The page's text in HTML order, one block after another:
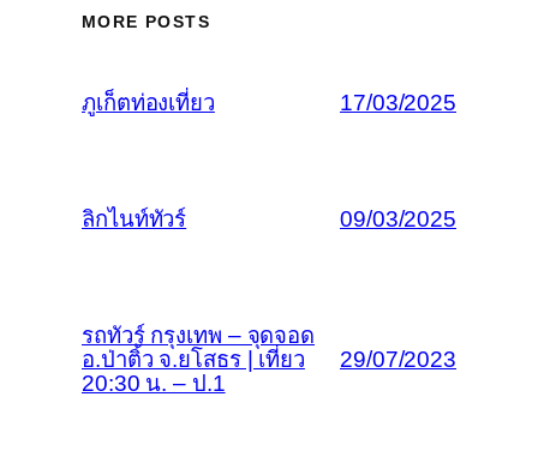
MORE POSTS
ภูเก็ตท่องเที่ยว 17/03/2025
ลิกไนท์ทัวร์ 09/03/2025
รถทัวร์ กรุงเทพ – จุดจอด
อ.ป่าติ้ว จ.ยโสธร | เที่ยว
20:30 น. – ป.1
29/07/2023